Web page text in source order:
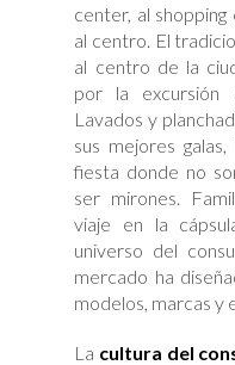
center, al
al centro. El
al centro de la
por la excursión
Lavados y
sus mejores
fiesta donde no
ser mirones.
viaje en la
universo del
mercado ha
modelos, marcas y
La cultura del